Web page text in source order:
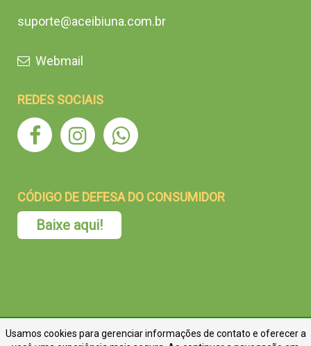
suporte@aceibiuna.com.br
Webmail
REDES SOCIAIS
CÓDIGO DE DEFESA DO CONSUMIDOR
Baixe aqui!
Usamos cookies para gerenciar informações de contato e oferecer a